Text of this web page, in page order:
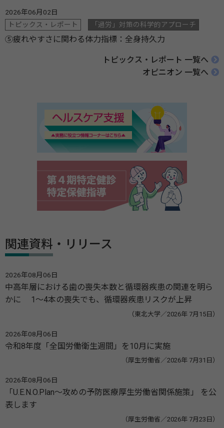
2026年06月02日
トピックス・レポート
「過労」対策の科学的アプローチ
⑤疲れやすさに関わる体力指標：全身持久力
トピックス・レポート 一覧へ
オピニオン 一覧へ
関連資料・リリース
2026年08月06日
中高年層における歯の喪失本数と循環器疾患の関連を明ら
かに 1～4本の喪失でも、循環器疾患リスクが上昇
（東北大学／2026年 7月15日）
2026年08月06日
令和8年度「全国労働衛生週間」を10月に実施
（厚生労働省／2026年 7月31日）
2026年08月06日
「U.E.N.O.Plan～攻めの予防医療厚生労働省関係施策」 を公
表します
（厚生労働省／2026年 7月23日）